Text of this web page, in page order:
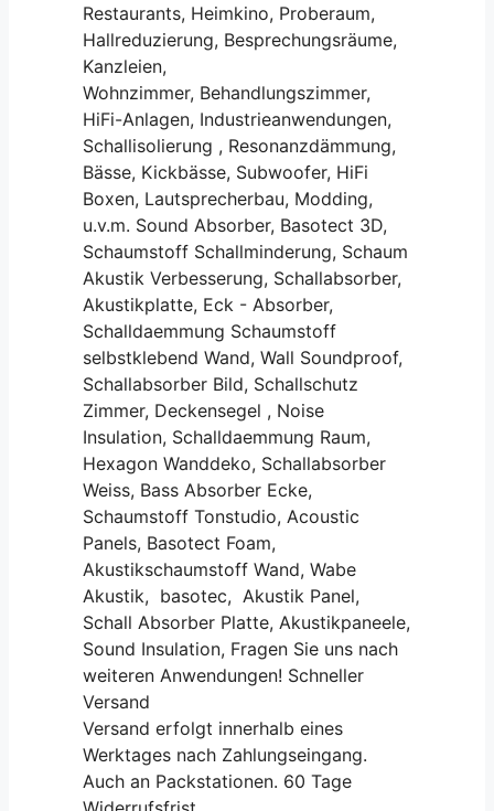
Restaurants, Heimkino, Proberaum,
Hallreduzierung, Besprechungsräume,
Kanzleien,
Wohnzimmer, Behandlungszimmer,
HiFi-Anlagen, Industrieanwendungen,
Schallisolierung , Resonanzdämmung,
Bässe, Kickbässe, Subwoofer, HiFi
Boxen, Lautsprecherbau, Modding,
u.v.m. Sound Absorber, Basotect 3D,
Schaumstoff Schallminderung, Schaum
Akustik Verbesserung, Schallabsorber,
Akustikplatte, Eck - Absorber,
Schalldaemmung Schaumstoff
selbstklebend Wand, Wall Soundproof,
Schallabsorber Bild, Schallschutz
Zimmer, Deckensegel , Noise
Insulation, Schalldaemmung Raum,
Hexagon Wanddeko, Schallabsorber
Weiss, Bass Absorber Ecke,
Schaumstoff Tonstudio, Acoustic
Panels, Basotect Foam,
Akustikschaumstoff Wand, Wabe
Akustik, basotec, Akustik Panel,
Schall Absorber Platte, Akustikpaneele,
Sound Insulation, Fragen Sie uns nach
weiteren Anwendungen! Schneller
Versand
Versand erfolgt innerhalb eines
Werktages nach Zahlungseingang.
Auch an Packstationen. 60 Tage